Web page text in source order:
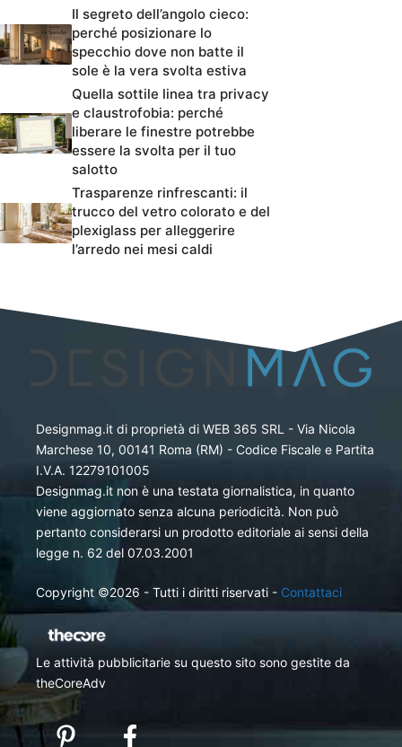
Il segreto dell’angolo cieco:
perché posizionare lo
specchio dove non batte il
sole è la vera svolta estiva
Quella sottile linea tra privacy
e claustrofobia: perché
liberare le finestre potrebbe
essere la svolta per il tuo
salotto
Trasparenze rinfrescanti: il
trucco del vetro colorato e del
plexiglass per alleggerire
l’arredo nei mesi caldi
Designmag.it di proprietà di WEB 365 SRL - Via Nicola
Marchese 10, 00141 Roma (RM) - Codice Fiscale e Partita
I.V.A. 12279101005
Designmag.it non è una testata giornalistica, in quanto
viene aggiornato senza alcuna periodicità. Non può
pertanto considerarsi un prodotto editoriale ai sensi della
legge n. 62 del 07.03.2001
Copyright ©2026 - Tutti i diritti riservati - Contattaci
Le attività pubblicitarie su questo sito sono gestite da
theCoreAdv